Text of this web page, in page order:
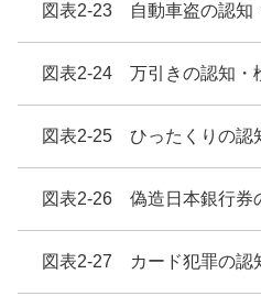
図表2-23 自動車盗の認知
図表2-24 万引きの認知・
図表2-25 ひったくりの認
図表2-26 偽造日本銀行券
図表2-27 カード犯罪の認